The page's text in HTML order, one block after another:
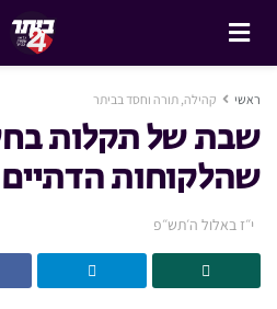
ראשי קהילה, תורה וחסד בביתר
שבת של תקלות
שהלקוחות הדתיים
י״ז באלול ה׳תש״פ